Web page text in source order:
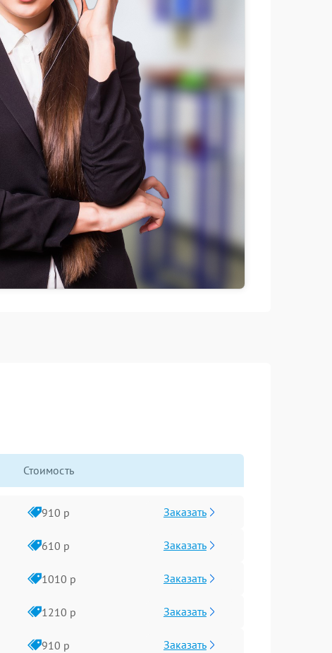
Стоимость
910 р Заказать
610 р Заказать
1010 р Заказать
1210 р Заказать
910 р Заказать